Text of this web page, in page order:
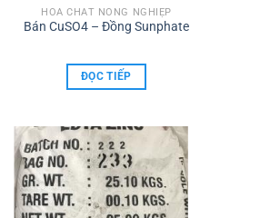
HÓA CHẤT NÔNG NGHIỆP
Bán CuSO4 – Đồng Sunphate
ĐỌC TIẾP